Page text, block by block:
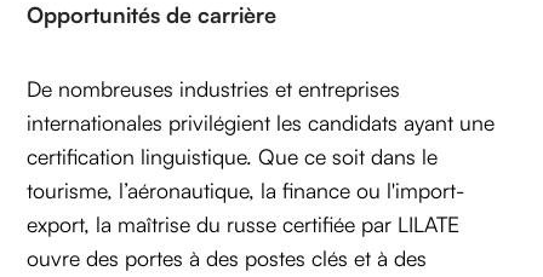
Opportunités de carrière‍
De nombreuses industries et entreprises
internationales privilégient les candidats ayant une
certification linguistique. Que ce soit dans le
tourisme, l’aéronautique, la finance ou l'import-
export, la maîtrise du russe certifiée par LILATE
ouvre des portes à des postes clés et à des